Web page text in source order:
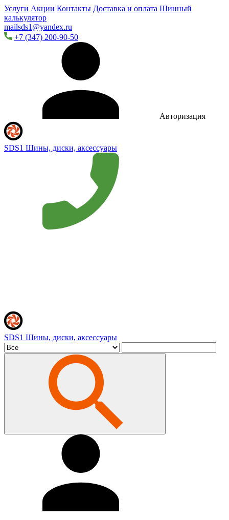
Услуги Акции Контакты Доставка и оплата Шинный
калькулятор
mailsds1@yandex.ru
+7 (347) 200-90-50
Авторизация
SDS1 Шины, диски, аксессуары
SDS1 Шины, диски, аксессуары